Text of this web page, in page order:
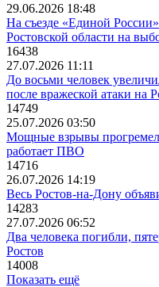
29.06.2026 18:48
На съезде «Единой
Ростовской области на
16438
27.07.2026 11:11
До восьми человек
после вражеской атаки на
14749
25.07.2026 03:50
Мощные взрывы
работает ПВО
14716
26.07.2026 14:19
Весь Ростов-на-Дону
14283
27.07.2026 06:52
Два человека погибли,
Ростов
14008
Показать ещё